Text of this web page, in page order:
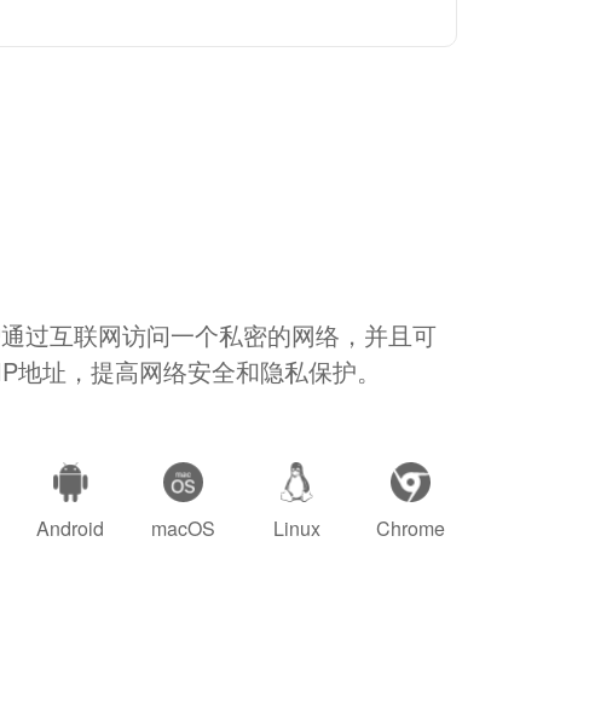
过互联网访问一个私密的网络，并且可
地址，提高网络安全和隐私保护。
Android macOS Linux Chrome